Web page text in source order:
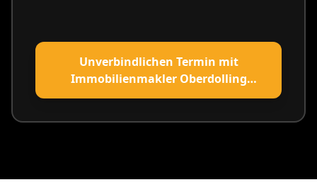
Unverbindlichen Termin mit
Immobilienmakler Oberdolling
vereinbaren